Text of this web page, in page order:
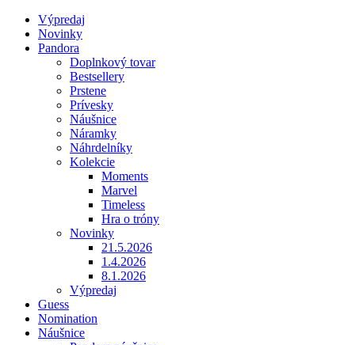
Výpredaj
Novinky
Pandora
Doplnkový tovar
Bestsellery
Prstene
Prívesky
Náušnice
Náramky
Náhrdelníky
Kolekcie
Moments
Marvel
Timeless
Hra o tróny
Novinky
21.5.2026
1.4.2026
8.1.2026
Výpredaj
Guess
Nomination
Náušnice